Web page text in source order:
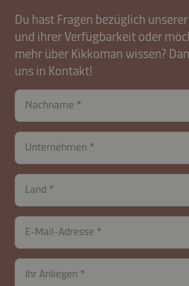
Du hast Fragen bezüglich
und ihrer Verfügbarkeit oder
mehr über Kikkoman wissen?
uns in Kontakt!
Nachname
Unternehmen
Land
E-Mail-Adresse
Ihr Anliegen